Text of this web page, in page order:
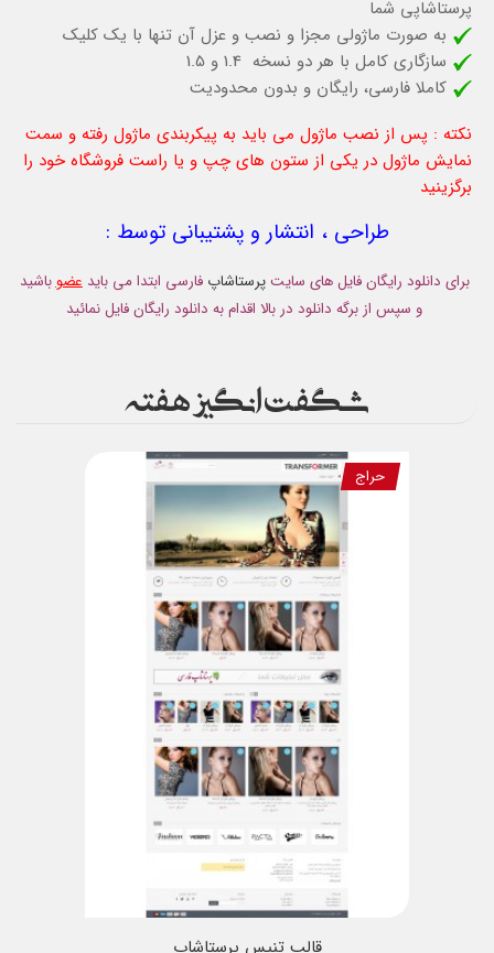
پرستاشاپی شما
به صورت ماژولی مجزا و نصب و عزل آن تنها با یک کلیک
سازگاری کامل با هر دو نسخه 1.4 و 1.5
کاملا فارسی، رایگان و بدون محدودیت
نکته : پس از نصب ماژول می باید به پیکربندی ماژول رفته و سمت
نمایش ماژول در یکی از ستون های چپ و یا راست فروشگاه خود را
برگزینید
طراحی ، انتشار و پشتیبانی توسط :
برای دانلود رایگان فایل های سایتپرستاشاپ فارسی ابتدا می بایدعضوباشید
و سپس از برگه دانلود در بالا اقدام به دانلود رایگان فایل نمائید
شگفت انگیز هفته
حراج